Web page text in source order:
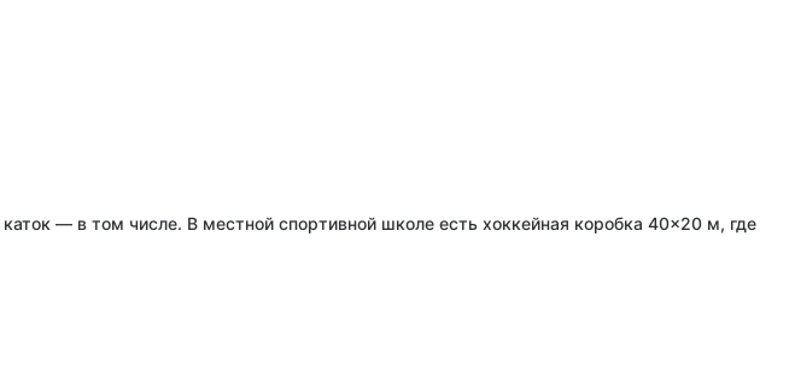
— в том числе. В местной спортивной школе есть хоккейная коробка 40×20 м, где